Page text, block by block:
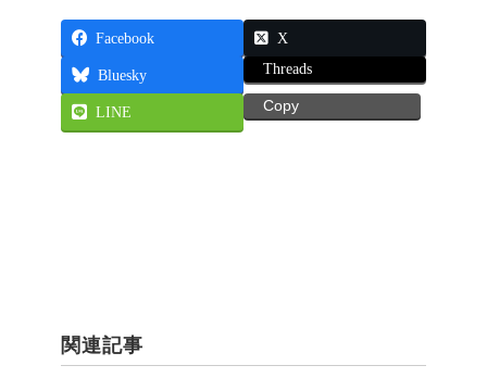
Facebook X
Bluesky Threads
LINE Copy
関連記事